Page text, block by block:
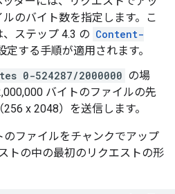
のバイト数を指定します。こ
ステップ 4.3 の Content-
定する手順が適用されます。
0-524287/2000000 の場
バイトのファイルの先
x 2048）を送信します。
ファイルをチャンクでアップ
トの中の最初のリクエストの形